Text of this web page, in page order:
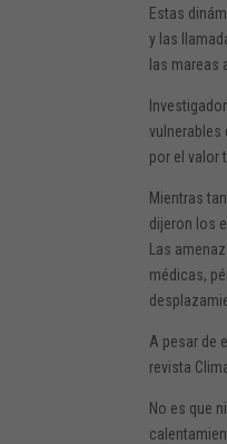
Estas
y las
las mareas
vulnerables
por el valor
Mientras
dijeron los
Las
médicas,
A pesar de
revista
No es que